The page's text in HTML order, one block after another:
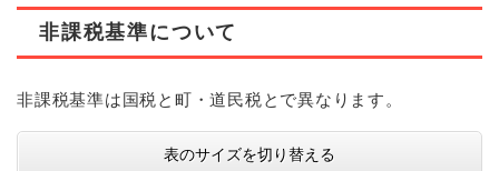
非課税基準について
非課税基準は国税と町・道民税とで異なります。
表のサイズを切り替える